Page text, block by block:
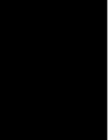
del cine: contribuyan
y compartan
fanáticos conocen. Sus
secreto que hará de
los amantes del celuloide.
opinión insignificante. ¿Algún
con ver reseñada?
esta comunidad el epicentro
la